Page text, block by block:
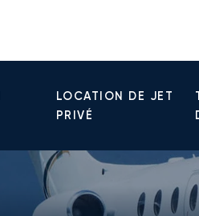
LOCATION DE JET
PRIVÉ